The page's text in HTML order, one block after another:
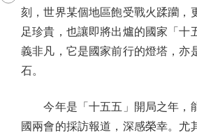
刻，世界某個地區飽受戰火蹂躪，
足珍貴，也讓即將出爐的國家「十
義非凡，它是國家前行的燈塔，亦
石。
今年是「十五五」開局之年，
國兩會的採訪報道，深感榮幸。尤